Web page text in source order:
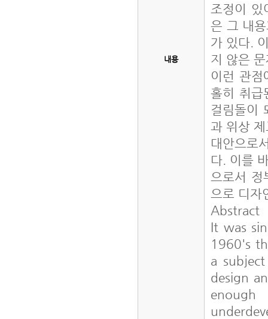
내용
조정이 있
은 그 내
가 있다.
지 않은
이런 관점
홀히 취급
걸림돌이
과 위상
대안으로
다. 이를
으로서 정
으로 디자
Abstract
It was
1960's
a
design